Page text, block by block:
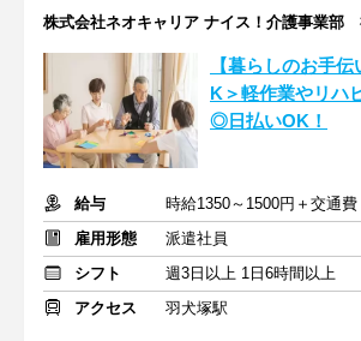
株式会社ネオキャリア ナイス！介護事業部
【暮らしのお手
K＞軽作業やリハ
◎日払いOK！
給与
時給1350～1500円＋交通費
雇用形態
派遣社員
シフト
週3日以上 1日6時間以上
アクセス
羽犬塚駅